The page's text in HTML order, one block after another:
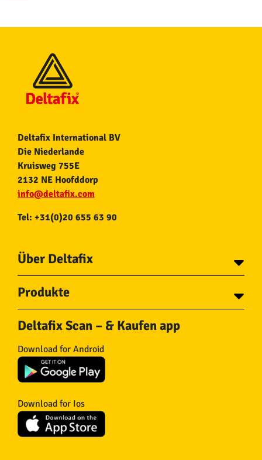
Deltafix International BV
Die Niederlande
Kruisweg 755E
2132 NE Hoofddorp
info@deltafix.com
Tel: +31(0)20 655 63 90
Über Deltafix
Kontakt
Produkte
Schrauben
Bolzen
Drahtnägel
Dübel
Beschläge
Haken
Eisenwaren
Räder
Seile
Deltafix Scan – & Kaufen app
Download for Android
Download for Ios